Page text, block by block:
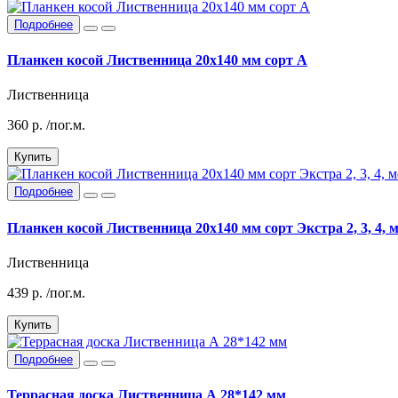
Подробнее
Планкен косой Лиственница 20х140 мм сорт А
Лиственница
360 р. /пог.м.
Купить
Подробнее
Планкен косой Лиственница 20х140 мм сорт Экстра 2, 3, 4,
Лиственница
439 р. /пог.м.
Купить
Подробнее